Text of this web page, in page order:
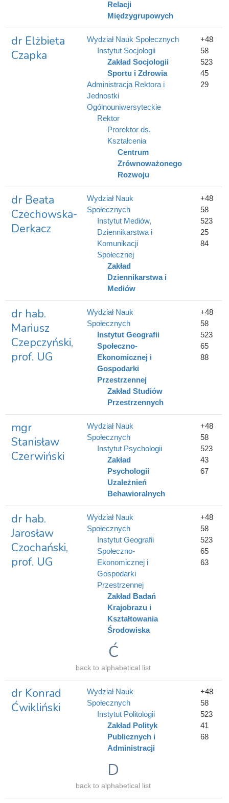
Relacji
Międzygrupowych
dr Elżbieta
Czapka
+48
58
523
45
29
Wydział Nauk Społecznych
Instytut Socjologii
Zakład Socjologii
Sportu i Zdrowia
Administracja Rektora i
Jednostki
Ogólnouniwersyteckie
Rektor
Prorektor ds.
Kształcenia
Centrum
Zrównoważonego
Rozwoju
dr Beata
Czechowska-
Derkacz
+48
58
523
25
84
Wydział Nauk
Społecznych
Instytut Mediów,
Dziennikarstwa i
Komunikacji
Społecznej
Zakład
Dziennikarstwa i
Mediów
dr hab.
Mariusz
Czepczyński,
prof. UG
+48
58
523
65
88
Wydział Nauk
Społecznych
Instytut Geografii
Społeczno-
Ekonomicznej i
Gospodarki
Przestrzennej
Zakład Studiów
Przestrzennych
mgr
Stanisław
Czerwiński
+48
58
523
43
67
Wydział Nauk
Społecznych
Instytut Psychologii
Zakład
Psychologii
Uzależnień
Behawioralnych
dr hab.
Jarosław
Czochański,
prof. UG
+48
58
523
65
63
Wydział Nauk
Społecznych
Instytut Geografii
Społeczno-
Ekonomicznej i
Gospodarki
Przestrzennej
Zakład Badań
Krajobrazu i
Kształtowania
Środowiska
Ć
back to alphabetical list
dr Konrad
Ćwikliński
+48
58
523
41
68
Wydział Nauk
Społecznych
Instytut Politologii
Zakład Polityk
Publicznych i
Administracji
D
back to alphabetical list